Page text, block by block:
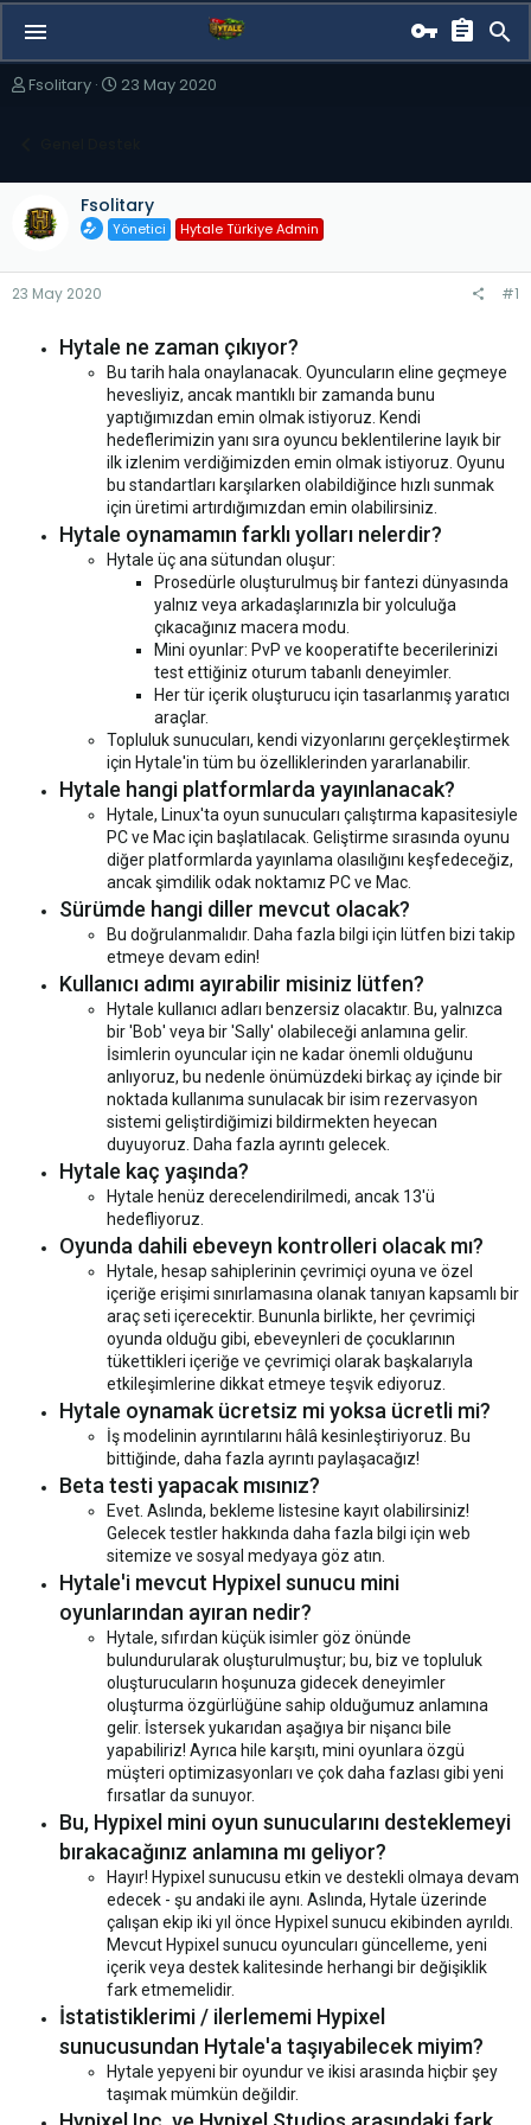
K
y
u
b
ş
Fsolitary
B
n
g
ı
t
h
i
23 May 2020
Fsolitary
Yönetici Hytale Türkiye Admin
23 May 2020 #1
Hytale ne zaman çıkıyor?
Bu tarih hala onaylanacak. Oyuncuların eline geçmeye
hevesliyiz, ancak mantıklı bir zamanda bunu
yaptığımızdan emin olmak istiyoruz. Kendi
hedeflerimizin yanı sıra oyuncu beklentilerine layık bir
ilk izlenim verdiğimizden emin olmak istiyoruz. Oyunu
bu standartları karşılarken olabildiğince hızlı sunmak
için üretimi artırdığımızdan emin olabilirsiniz.
Hytale oynamamın farklı yolları nelerdir?
Hytale üç ana sütundan oluşur:
Prosedürle oluşturulmuş bir fantezi dünyasında
yalnız veya arkadaşlarınızla bir yolculuğa
çıkacağınız macera modu.
Mini oyunlar: PvP ve kooperatifte becerilerinizi
test ettiğiniz oturum tabanlı deneyimler.
Her tür içerik oluşturucu için tasarlanmış yaratıcı
araçlar.
Topluluk sunucuları, kendi vizyonlarını gerçekleştirmek
için Hytale'in tüm bu özelliklerinden yararlanabilir.
Hytale hangi platformlarda yayınlanacak?
Hytale, Linux'ta oyun sunucuları çalıştırma kapasitesiyle
PC ve Mac için başlatılacak. Geliştirme sırasında oyunu
diğer platformlarda yayınlama olasılığını keşfedeceğiz,
ancak şimdilik odak noktamız PC ve Mac.
Sürümde hangi diller mevcut olacak?
Bu doğrulanmalıdır. Daha fazla bilgi için lütfen bizi takip
etmeye devam edin!
Kullanıcı adımı ayırabilir misiniz lütfen?
Hytale kullanıcı adları benzersiz olacaktır. Bu, yalnızca
bir 'Bob' veya bir 'Sally' olabileceği anlamına gelir.
İsimlerin oyuncular için ne kadar önemli olduğunu
anlıyoruz, bu nedenle önümüzdeki birkaç ay içinde bir
noktada kullanıma sunulacak bir isim rezervasyon
sistemi geliştirdiğimizi bildirmekten heyecan
duyuyoruz. Daha fazla ayrıntı gelecek.
Hytale kaç yaşında?
Hytale henüz derecelendirilmedi, ancak 13'ü
hedefliyoruz.
Oyunda dahili ebeveyn kontrolleri olacak mı?
Hytale, hesap sahiplerinin çevrimiçi oyuna ve özel
içeriğe erişimi sınırlamasına olanak tanıyan kapsamlı bir
araç seti içerecektir. Bununla birlikte, her çevrimiçi
oyunda olduğu gibi, ebeveynleri de çocuklarının
tükettikleri içeriğe ve çevrimiçi olarak başkalarıyla
etkileşimlerine dikkat etmeye teşvik ediyoruz.
Hytale oynamak ücretsiz mi yoksa ücretli mi?
İş modelinin ayrıntılarını hâlâ kesinleştiriyoruz. Bu
bittiğinde, daha fazla ayrıntı paylaşacağız!
Beta testi yapacak mısınız?
Evet. Aslında, bekleme listesine kayıt olabilirsiniz!
Gelecek testler hakkında daha fazla bilgi için web
sitemize ve sosyal medyaya göz atın.
Hytale'i mevcut Hypixel sunucu mini
oyunlarından ayıran nedir?
Hytale, sıfırdan küçük isimler göz önünde
bulundurularak oluşturulmuştur; bu, biz ve topluluk
oluşturucuların hoşunuza gidecek deneyimler
oluşturma özgürlüğüne sahip olduğumuz anlamına
gelir. İstersek yukarıdan aşağıya bir nişancı bile
yapabiliriz! Ayrıca hile karşıtı, mini oyunlara özgü
müşteri optimizasyonları ve çok daha fazlası gibi yeni
fırsatlar da sunuyor.
Bu, Hypixel mini oyun sunucularını desteklemeyi
bırakacağınız anlamına mı geliyor?
Hayır! Hypixel sunucusu etkin ve destekli olmaya devam
edecek - şu andaki ile aynı. Aslında, Hytale üzerinde
çalışan ekip iki yıl önce Hypixel sunucu ekibinden ayrıldı.
Mevcut Hypixel sunucu oyuncuları güncelleme, yeni
içerik veya destek kalitesinde herhangi bir değişiklik
fark etmemelidir.
İstatistiklerimi / ilerlememi Hypixel
sunucusundan Hytale'a taşıyabilecek miyim?
Hytale yepyeni bir oyundur ve ikisi arasında hiçbir şey
taşımak mümkün değildir.